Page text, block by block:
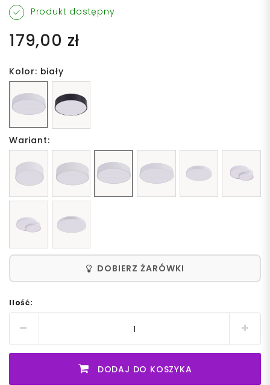
Produkt dostępny
179,00 zł
Kolor: biały
Wariant:
DOBIERZ ŻARÓWKI
Ilość:
DODAJ DO KOSZYKA